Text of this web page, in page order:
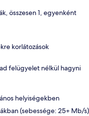
összesen 1, egyenként
korlátozások
felügyelet nélkül hagyni
helyiségekben
(sebessége: 25+ Mb/s)